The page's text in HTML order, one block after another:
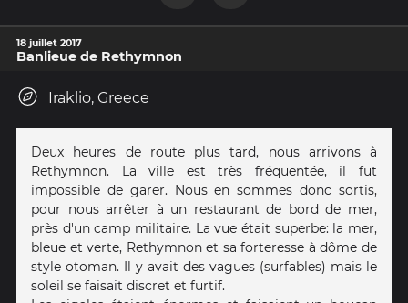
18 juillet 2017
Banlieue de Rethymnon
Iraklio, Greece
Deux heures de route plus tard, nous arrivons à
Rethymnon. La ville est très fréquentée, il fut
impossible de garer. Nous en sommes donc sortis,
pour nous arrêter à un restaurant de bord de mer,
près d'un camp militaire. La vue était superbe: la mer,
bleue et verte, Rethymnon et sa forteresse à dôme de
style otoman. Il y avait des vagues (surfables) mais le
soleil se faisait discret et furtif.